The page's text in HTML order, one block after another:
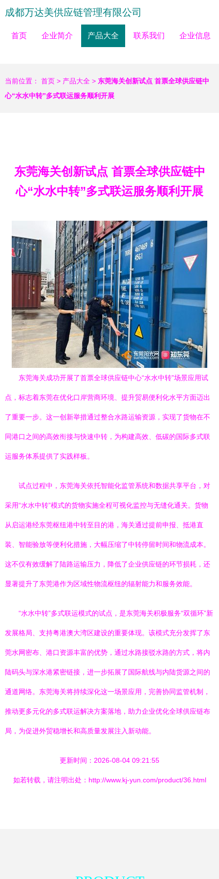
成都万达美供应链管理有限公司
首页 企业简介 产品大全 联系我们 企业信息
当前位置： 首页 > 产品大全 > 东莞海关创新试点 首票全球供应链中
心“水水中转”多式联运服务顺利开展
东莞海关创新试点 首票全球供应链中
心“水水中转”多式联运服务顺利开展
东莞海关成功开展了首票全球供应链中心“水水中转”场景应用试
点，标志着东莞在优化口岸营商环境、提升贸易便利化水平方面迈出
了重要一步。这一创新举措通过整合水路运输资源，实现了货物在不
同港口之间的高效衔接与快速中转，为构建高效、低碳的国际多式联
运服务体系提供了实践样板。
试点过程中，东莞海关依托智能化监管系统和数据共享平台，对
采用“水水中转”模式的货物实施全程可视化监控与无缝化通关。货物
从启运港经东莞枢纽港中转至目的港，海关通过提前申报、抵港直
装、智能验放等便利化措施，大幅压缩了中转停留时间和物流成本。
这不仅有效缓解了陆路运输压力，降低了企业供应链的环节损耗，还
显著提升了东莞港作为区域性物流枢纽的辐射能力和服务效能。
“水水中转”多式联运模式的试点，是东莞海关积极服务“双循环”新
发展格局、支持粤港澳大湾区建设的重要体现。该模式充分发挥了东
莞水网密布、港口资源丰富的优势，通过水路接驳水路的方式，将内
陆码头与深水港紧密链接，进一步拓展了国际航线与内陆货源之间的
通道网络。东莞海关将持续深化这一场景应用，完善协同监管机制，
推动更多元化的多式联运解决方案落地，助力企业优化全球供应链布
局，为促进外贸稳增长和高质量发展注入新动能。
更新时间：2026-08-04 09:21:55
如若转载，请注明出处：http://www.kj-yun.com/product/36.html